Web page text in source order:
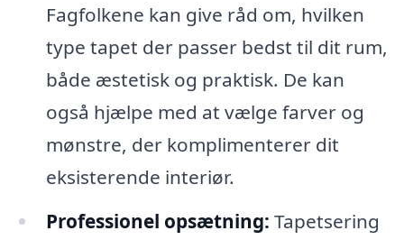
Fagfolkene kan give råd om, hvilken
type tapet der passer bedst til dit rum,
både æstetisk og praktisk. De kan
også hjælpe med at vælge farver og
mønstre, der komplimenterer dit
eksisterende interiør.
Professionel opsætning: Tapetsering